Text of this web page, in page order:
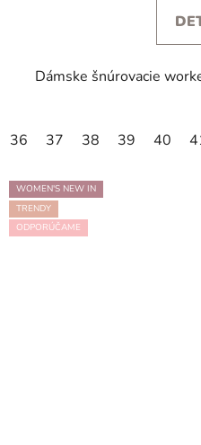
Dámske šnúrovacie
36 37 38 39 40
WOMEN'S NEW IN
TRENDY
ODPORÚČAME